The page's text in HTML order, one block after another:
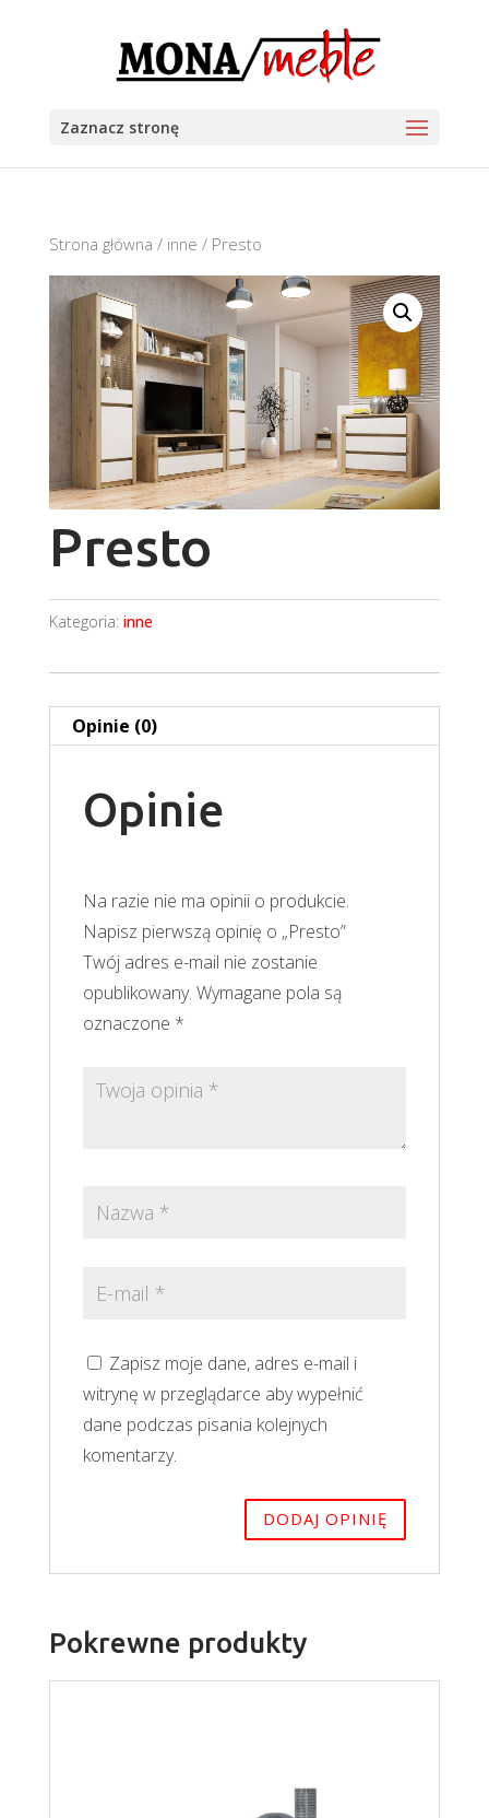
Zaznacz stronę
Strona główna / inne / Presto
Presto
Kategoria: inne
Opinie (0)
Opinie
Na razie nie ma opinii o produkcie.
Napisz pierwszą opinię o „Presto”
Twój adres e-mail nie zostanie
opublikowany. Wymagane pola są
oznaczone *
Zapisz moje dane, adres e-mail i
witrynę w przeglądarce aby wypełnić
dane podczas pisania kolejnych
komentarzy.
Pokrewne produkty